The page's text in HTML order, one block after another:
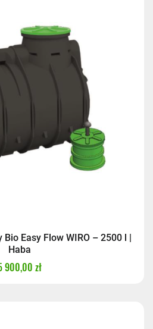
Easy Flow WIRO – 2500 l |
Haba
900,00 zł